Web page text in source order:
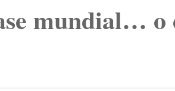
mundial…